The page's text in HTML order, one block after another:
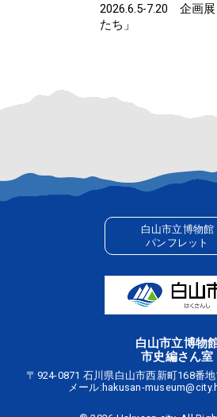
2026.6.5-7.20 企画
たち」
白山市立博物館
パンフレット
白山市立博物
市史編さん室
〒924-0871 石川県白山市西新町168番地
メール: hakusan-